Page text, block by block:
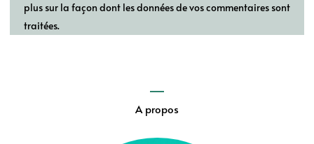
plus sur la façon dont les données de vos commentaires sont
traitées.
A propos